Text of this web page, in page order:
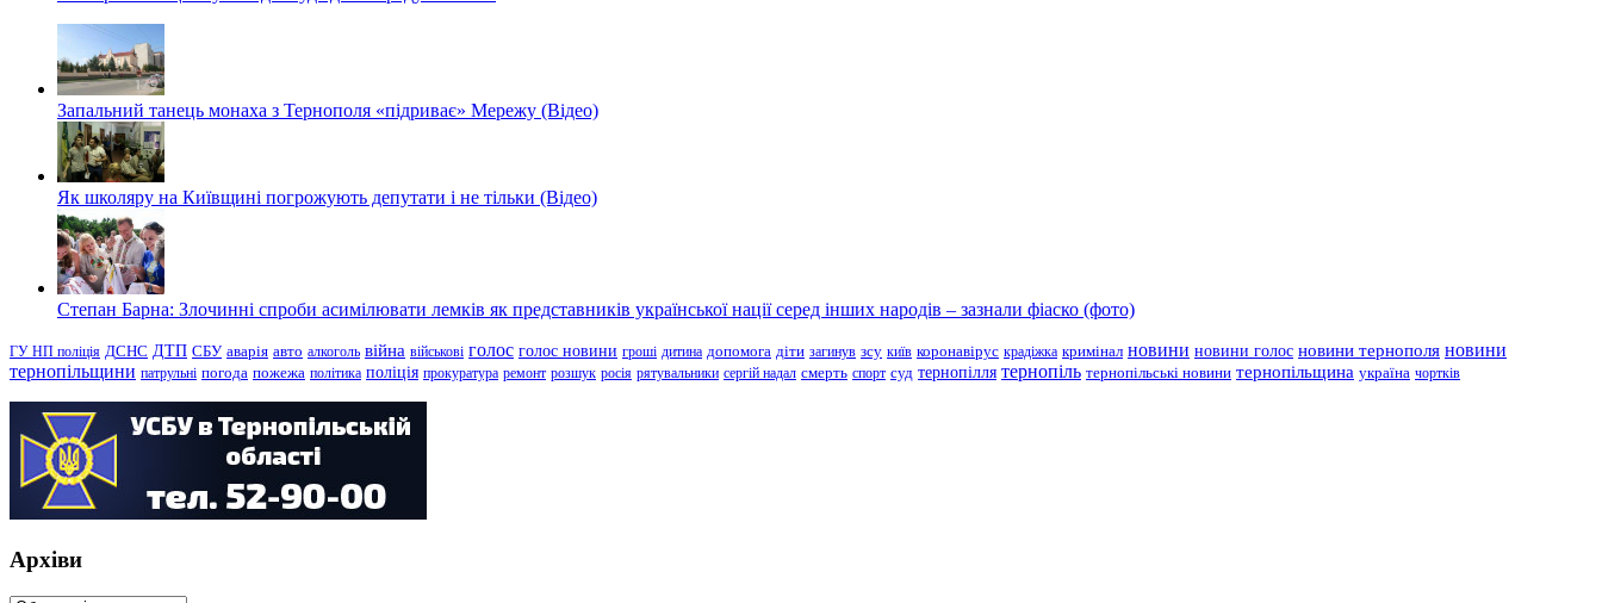
Запальний танець монаха з Тернополя «підриває» Мережу (Відео)
Як школяру на Київщині погрожують депутати і не тільки (Відео)
Степан Барна: Злочинні спроби асимілювати лемків як представників української нації серед інших народів – зазнали фіаско (фото)
ГУ НП поліція ДСНС ДТП СБУ аварія авто алкоголь війна військові голос голос новини гроші дитина допомога діти загинув зсу київ коронавірус крадіжка кримінал новини новини голос новини тернополя новини
тернопільщини патрульні погода пожежа політика поліція прокуратура ремонт розшук росія рятувальники сергій надал смерть спорт суд тернопілля тернопіль тернопільські новини тернопільщина україна чортків
Архіви